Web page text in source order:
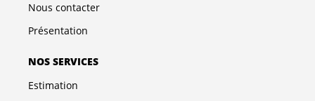
Nous contacter
Présentation
NOS SERVICES
Estimation